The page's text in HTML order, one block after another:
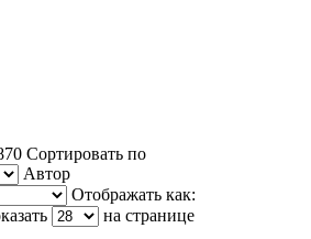
Сортировать по
Автор
Отображать как:
на странице